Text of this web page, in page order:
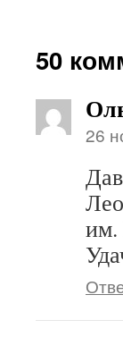
50
26
им.